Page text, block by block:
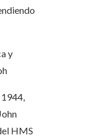
y
1944,
HMS